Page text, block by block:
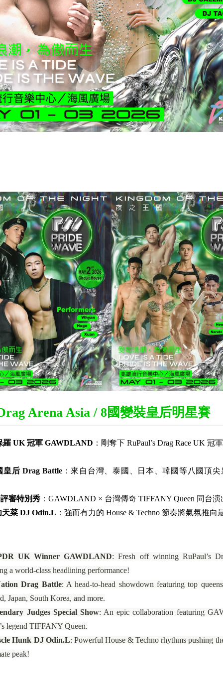
Arena Asia / 8國變裝皇后明星賽
羅 UK 冠軍 GAWDLAND ：剛奪下 RuPaul’s Drag Race UK 冠
皇后 Drag Battle：來自台灣、泰國、日本、韓國等八國頂
審特別秀 ：GAWDLAND × 台灣傳奇 TIFFANY Queen 同台演
天菜 DJ Odin.L ：強而有力的 House & Techno 節奏將氣氛推向
UK Winner GAWDLAND: Fresh off winning RuPaul’s
a world-class headlining performance!
Drag Battle: A head-to-head showdown featuring top
Japan, South Korea, and more.
Judges Special Show: An epic collaboration featuring
legend TIFFANY Queen.
Hunk DJ Odin.L: Powerful House & Techno rhythms pushing
peak!